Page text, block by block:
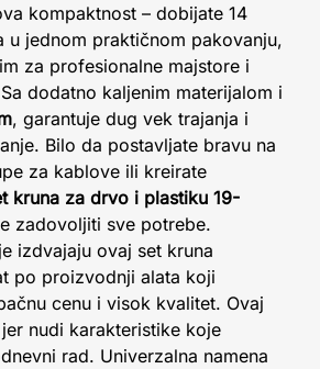
kompaktnost – dobijate 14
u jednom praktičnom pakovanju,
za profesionalne majstore i
dodatno kaljenim materijalom i
, garantuje dug vek trajanja i
Bilo da postavljate bravu na
za kablove ili kreirate
kruna za drvo i plastiku 19-
zadovoljiti sve potrebe.
izdvajaju ovaj set kruna
po proizvodnji alata koji
cenu i visok kvalitet. Ovaj
nudi karakteristike koje
rad. Univerzalna namena